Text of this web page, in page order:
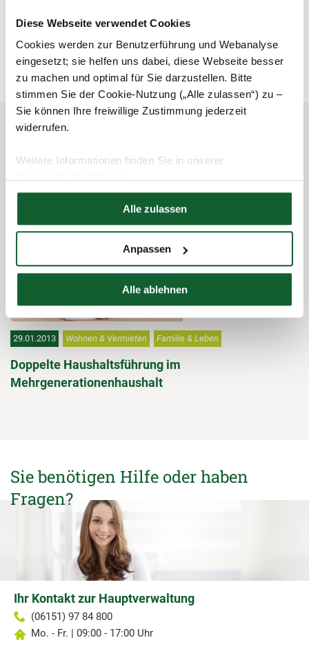
Diese Webseite verwendet Cookies
Cookies werden zur Benutzerführung und Webanalyse
eingesetzt; sie helfen uns dabei, diese Webseite besser
zu machen und optimal für Sie darzustellen. Bitte
stimmen Sie der Cookie-Nutzung („Alle zulassen“) zu –
Sie können Ihre freiwillige Zustimmung jederzeit
widerrufen.
Weitere Informationen finden Sie in unserer
Hier finden Sie unserImpressum
Alle zulassen
Anpassen
Alle ablehnen
schließen und zurück zur Liste
Das könnte Sie auch interessieren
29.01.2013 Wohnen & Vermieten Familie & Leben
Doppelte Haushaltsführung im
Mehrgenerationenhaushalt
Sie benötigen Hilfe oder haben
Fragen?
Ihr Kontakt zur Hauptverwaltung
(06151) 97 84 800
Mo. - Fr. | 09:00 - 17:00 Uhr